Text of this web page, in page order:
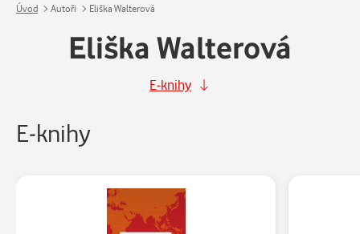
Úvod Autoři Eliška Walterová
Eliška Walterová
E-knihy
E-knihy